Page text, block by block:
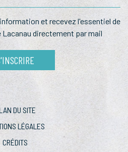
et recevez l'essentiel de
Lacanau directement par mail
DU SITE
LÉGALES
CRÉDITS